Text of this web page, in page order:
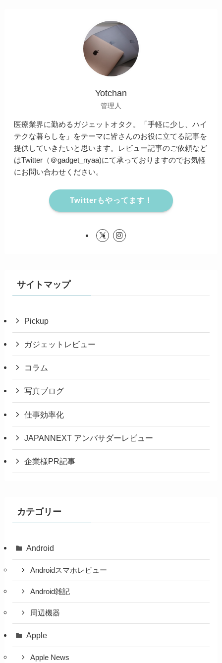
Yotchan
管理人
医療業界に勤めるガジェットオタク。「手軽に少し、ハイ
テクな暮らしを」をテーマに皆さんのお役に立てる記事を
提供していきたいと思います。レビュー記事のご依頼など
はTwitter（＠gadget_nyaa)にて承っておりますのでお気軽
にお問い合わせください。
Twitterもやってます！
サイトマップ
Pickup
ガジェットレビュー
コラム
写真ブログ
仕事効率化
JAPANNEXT アンバサダーレビュー
企業様PR記事
カテゴリー
Android
Androidスマホレビュー
Android雑記
周辺機器
Apple
Apple News